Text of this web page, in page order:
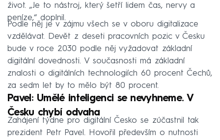
život. „Je to nástroj, který šetří lidem čas, nervy a
peníze,“ doplnil.
Podle něj je v zájmu všech se v oboru digitalizace
vzdělávat. Devět z deseti pracovních pozic v Česku
bude v roce 2030 podle něj vyžadovat základní
digitální dovednosti. V současnosti má základní
znalosti o digitálních technologiích 60 procent Čechů,
za sedm let by to mělo být 80 procent.
Pavel: Umělé inteligenci se nevyhneme. V
Česku chybí odvaha
Zahájení týdne pro digitální Česko se zúčastnil tak
prezident Petr Pavel. Hovořil především o nutnosti